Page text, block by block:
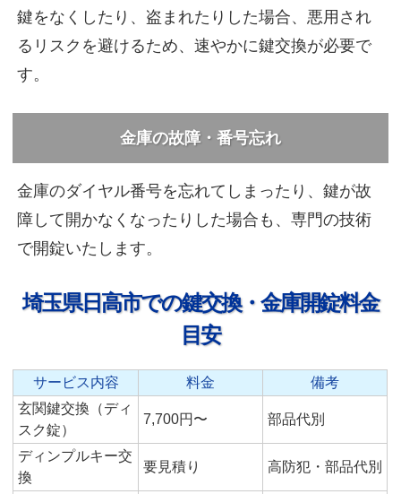
鍵をなくしたり、盗まれたりした場合、悪用され
るリスクを避けるため、速やかに鍵交換が必要で
す。
金庫の故障・番号忘れ
金庫のダイヤル番号を忘れてしまったり、鍵が故
障して開かなくなったりした場合も、専門の技術
で開錠いたします。
埼玉県日高市での鍵交換・金庫開錠料金
目安
サービス内容 料金
備考
玄関鍵交換（ディ
スク錠）
7,700円〜 部品代別
ディンプルキー交
換
要見積り 高防犯・部品代別